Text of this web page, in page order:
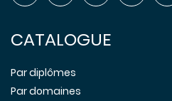
CATALOGUE
Par diplômes
Par domaines